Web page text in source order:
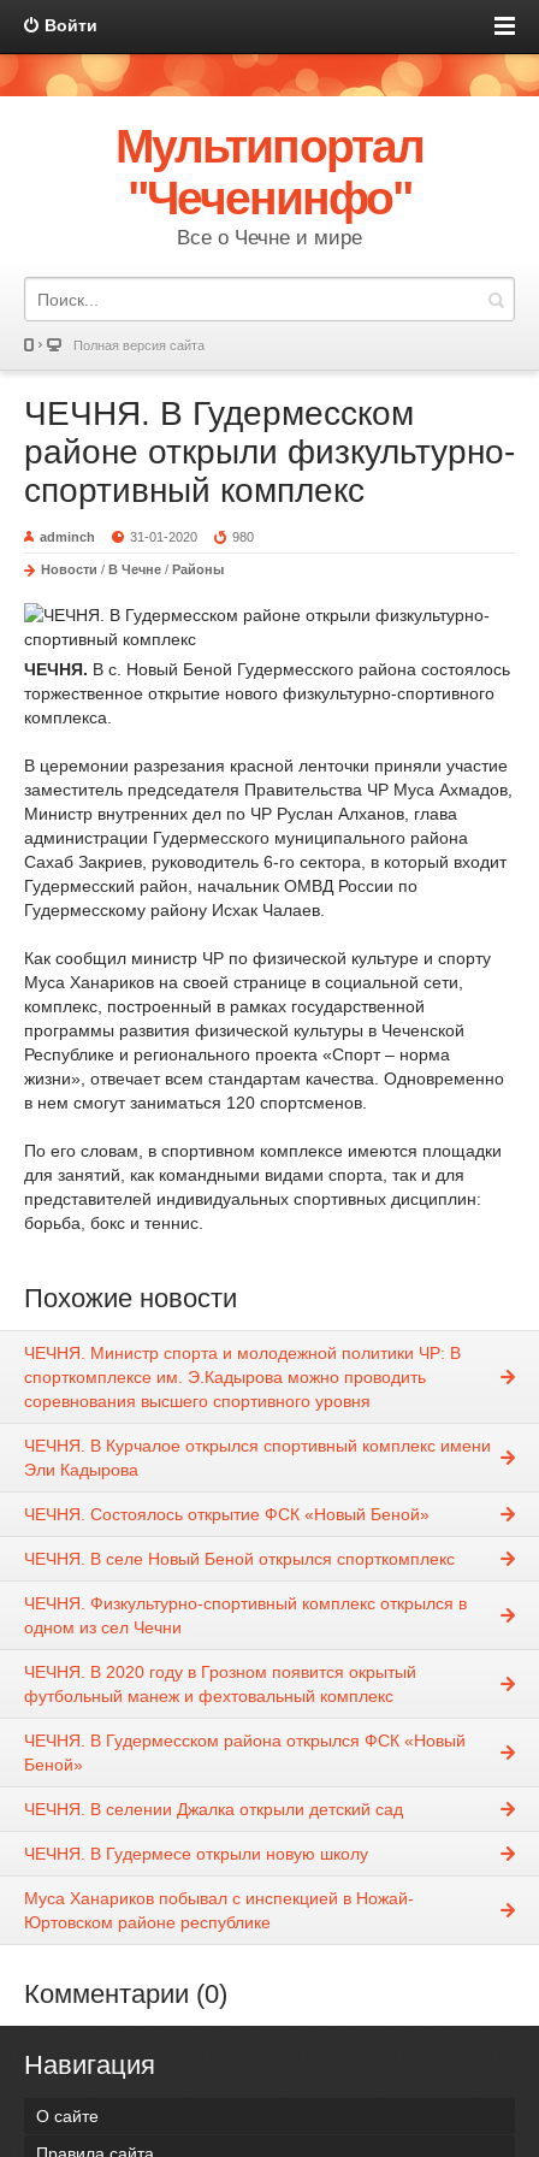
Войти
Мультипортал
"Чеченинфо"
Все о Чечне и мире
Полная версия сайта
ЧЕЧНЯ. В Гудермесском
районе открыли физкультурно-
спортивный комплекс
adminch 31-01-2020 980
Новости / В Чечне / Районы
ЧЕЧНЯ. В с. Новый Беной Гудермесского района состоялось
торжественное открытие нового физкультурно-спортивного
комплекса.
В церемонии разрезания красной ленточки приняли участие
заместитель председателя Правительства ЧР Муса Ахмадов,
Министр внутренних дел по ЧР Руслан Алханов, глава
администрации Гудермесского муниципального района
Сахаб Закриев, руководитель 6-го сектора, в который входит
Гудермесский район, начальник ОМВД России по
Гудермесскому району Исхак Чалаев.
Как сообщил министр ЧР по физической культуре и спорту
Муса Ханариков на своей странице в социальной сети,
комплекс, построенный в рамках государственной
программы развития физической культуры в Чеченской
Республике и регионального проекта «Спорт – норма
жизни», отвечает всем стандартам качества. Одновременно
в нем смогут заниматься 120 спортсменов.
По его словам, в спортивном комплексе имеются площадки
для занятий, как командными видами спорта, так и для
представителей индивидуальных спортивных дисциплин:
борьба, бокс и теннис.
Похожие новости
ЧЕЧНЯ. Министр спорта и молодежной политики ЧР: В
спорткомплексе им. Э.Кадырова можно проводить
соревнования высшего спортивного уровня
ЧЕЧНЯ. В Курчалое открылся спортивный комплекс имени
Эли Кадырова
ЧЕЧНЯ. Состоялось открытие ФСК «Новый Беной»
ЧЕЧНЯ. В селе Новый Беной открылся спорткомплекс
ЧЕЧНЯ. Физкультурно-спортивный комплекс открылся в
одном из сел Чечни
ЧЕЧНЯ. В 2020 году в Грозном появится окрытый
футбольный манеж и фехтовальный комплекс
ЧЕЧНЯ. В Гудермесском района открылся ФСК «Новый
Беной»
ЧЕЧНЯ. В селении Джалка открыли детский сад
ЧЕЧНЯ. В Гудермесе открыли новую школу
Муса Ханариков побывал с инспекцией в Ножай-
Юртовском районе республике
Комментарии (0)
Навигация
О сайте
Правила сайта